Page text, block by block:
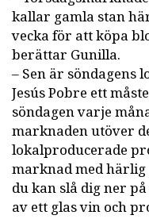
kallar gamla stan
vecka för att köpa
berättar Gunilla.
– Sen är söndagens
Jesús Pobre ett
söndagen varje
marknaden utöver
lokalproducerade
marknad med
du kan slå dig ner
av ett glas vin och